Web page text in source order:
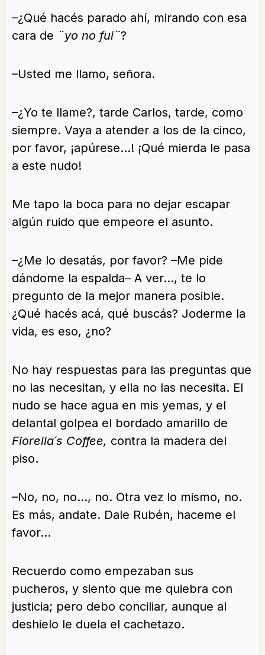
–¿Qué hacés parado ahí, mirando con esa
cara de ¨yo no fui¨?
–Usted me llamo, señora.
–¿Yo te llame?, tarde Carlos, tarde, como
siempre. Vaya a atender a los de la cinco,
por favor, ¡apúrese…! ¡Qué mierda le pasa
a este nudo!
Me tapo la boca para no dejar escapar
algún ruido que empeore el asunto.
–¿Me lo desatás, por favor? –Me pide
dándome la espalda– A ver…, te lo
pregunto de la mejor manera posible.
¿Qué hacés acá, qué buscás? Joderme la
vida, es eso, ¿no?
No hay respuestas para las preguntas que
no las necesitan, y ella no las necesita. El
nudo se hace agua en mis yemas, y el
delantal golpea el bordado amarillo de
Fiorella´s Coffee, contra la madera del
piso.
–No, no, no…, no. Otra vez lo mismo, no.
Es más, andate. Dale Rubén, haceme el
favor…
Recuerdo como empezaban sus
pucheros, y siento que me quiebra con
justicia; pero debo conciliar, aunque al
deshielo le duela el cachetazo.